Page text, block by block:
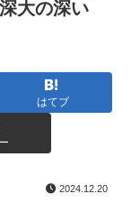
大の深い
はてブ
2024.12.20